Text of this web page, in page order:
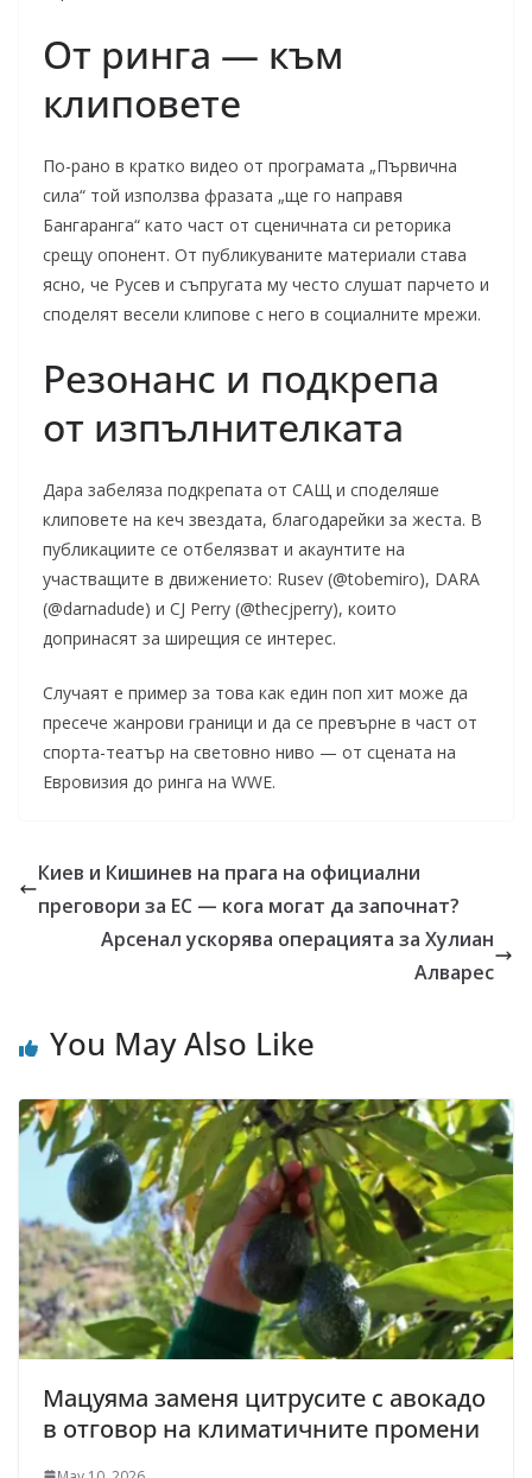
От ринга — към
клиповете
По-рано в кратко видео от програмата „Първична
сила“ той използва фразата „ще го направя
Бангаранга“ като част от сценичната си реторика
срещу опонент. От публикуваните материали става
ясно, че Русев и съпругата му често слушат парчето и
споделят весели клипове с него в социалните мрежи.
Резонанс и подкрепа
от изпълнителката
Дара забеляза подкрепата от САЩ и споделяше
клиповете на кеч звездата, благодарейки за жеста. В
публикациите се отбелязват и акаунтите на
участващите в движението: Rusev (@tobemiro), DARA
(@darnadude) и CJ Perry (@thecjperry), които
допринасят за ширещия се интерес.
Случаят е пример за това как един поп хит може да
пресече жанрови граници и да се превърне в част от
спорта-театър на световно ниво — от сцената на
Евровизия до ринга на WWE.
Киев и Кишинев на прага на официални
преговори за ЕС — кога могат да започнат?
Арсенал ускорява операцията за Хулиан
Алварес
You May Also Like
Мацуяма заменя цитрусите с авокадо
в отговор на климатичните промени